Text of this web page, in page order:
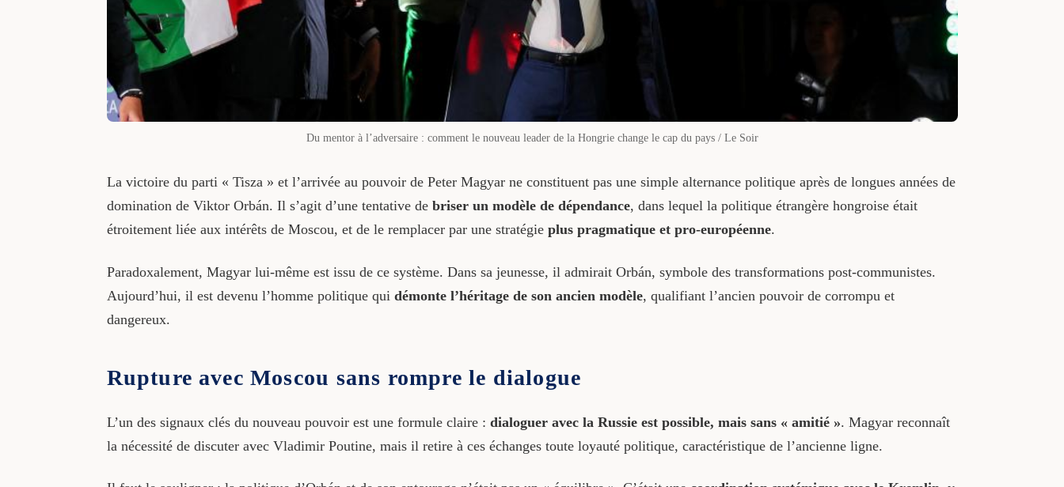
Du mentor à l’adversaire : comment le nouveau leader de la Hongrie change le cap du pays / Le Soir
La victoire du parti « Tisza » et l’arrivée au pouvoir de Peter Magyar ne constituent pas une simple alternance politique après de longues années de
domination de Viktor Orbán. Il s’agit d’une tentative de briser un modèle de dépendance, dans lequel la politique étrangère hongroise était
étroitement liée aux intérêts de Moscou, et de le remplacer par une stratégie plus pragmatique et pro-européenne.
Paradoxalement, Magyar lui-même est issu de ce système. Dans sa jeunesse, il admirait Orbán, symbole des transformations post-communistes.
Aujourd’hui, il est devenu l’homme politique qui démonte l’héritage de son ancien modèle, qualifiant l’ancien pouvoir de corrompu et
dangereux.
Rupture avec Moscou sans rompre le dialogue
L’un des signaux clés du nouveau pouvoir est une formule claire : dialoguer avec la Russie est possible, mais sans « amitié ». Magyar reconnaît
la nécessité de discuter avec Vladimir Poutine, mais il retire à ces échanges toute loyauté politique, caractéristique de l’ancienne ligne.